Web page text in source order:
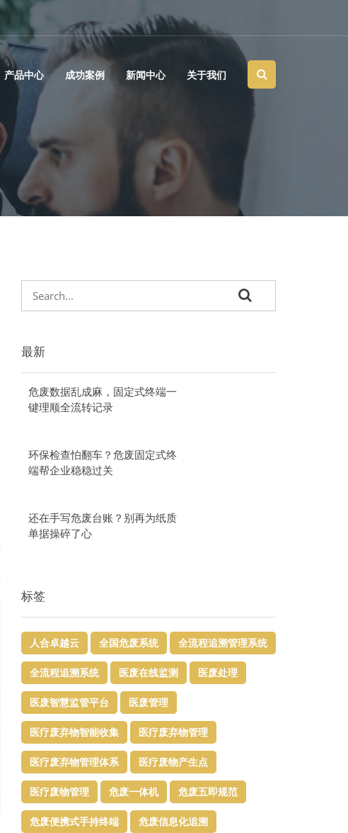
产品中心 成功案例 新闻中心 关于我们
最新
危废数据乱成麻，固定式终端一
键理顺全流转记录
环保检查怕翻车？危废固定式终
端帮企业稳稳过关
还在手写危废台账？别再为纸质
单据操碎了心
标签
人合卓越云 全国危废系统 全流程追溯管理系统
全流程追溯系统 医废在线监测 医废处理
医废智慧监管平台​ 医废管理
医疗废弃物智能收集 医疗废弃物管理​
医疗废弃物管理体系 医疗废物产生点
医疗废物管理 危废一体机 危废五即规范
危废便携式手持终端 危废信息化追溯